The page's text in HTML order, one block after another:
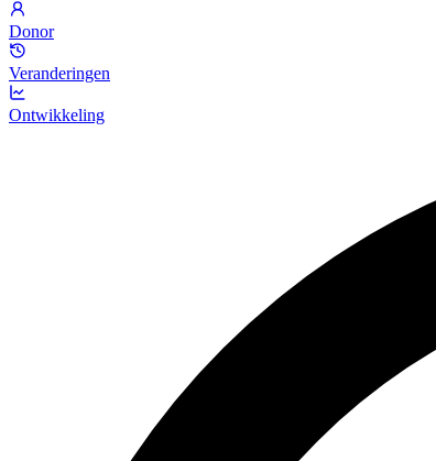
Donor
Veranderingen
Ontwikkeling